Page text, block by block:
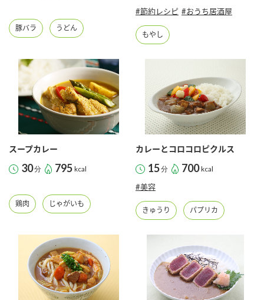
豚バラ うどん
#節約レシピ #おうち居酒屋
もやし
スープカレー
30分 795 kcal
鶏肉 じゃがいも
カレーとコロコロピクルス
15分 700 kcal
#美容
きゅうり パプリカ